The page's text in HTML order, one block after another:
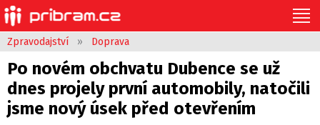
Zpravodajství » Doprava
Po novém obchvatu Dubence se už
dnes projely první automobily, natočili
jsme nový úsek před otevřením